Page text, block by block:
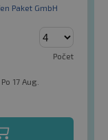
Paket GmbH
Počet
17 Aug.